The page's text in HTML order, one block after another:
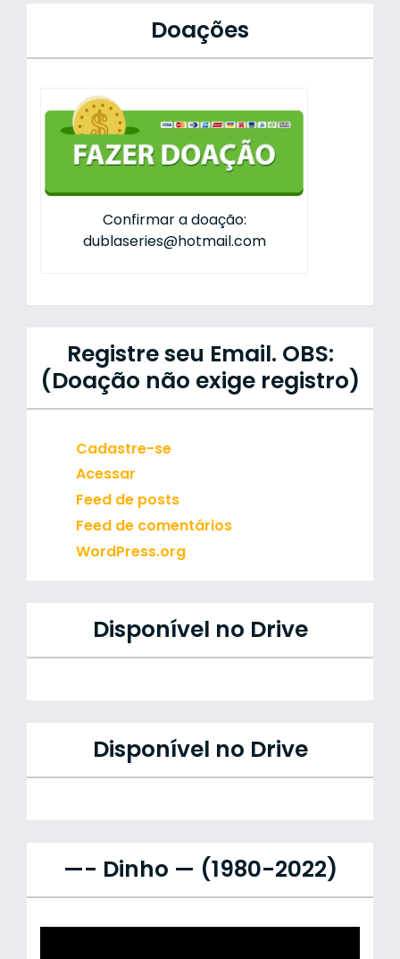
Doações
Confirmar a doação:
dublaseries@hotmail.com
Registre seu Email. OBS:
(Doação não exige registro)
Cadastre-se
Acessar
Feed de posts
Feed de comentários
WordPress.org
Disponível no Drive
Disponível no Drive
—- Dinho — (1980-2022)